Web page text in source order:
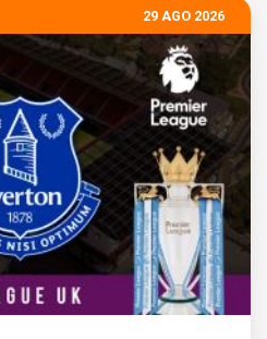
29 AGO 2026